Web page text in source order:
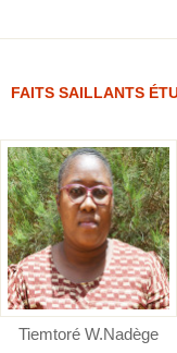
FAITS SAILLANTS
Tiemtoré W.Nadège